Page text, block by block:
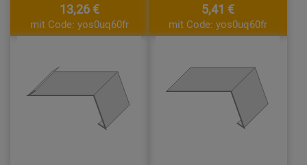
13,26 €
mit Code: yos0uq60fr
5,41 €
mit Code: yos0uq60fr